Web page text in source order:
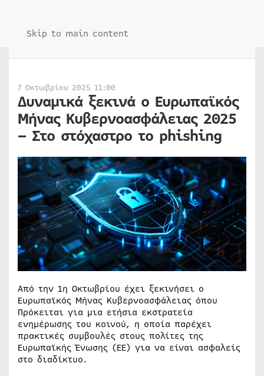
Skip to main content
7 Οκτωβρίου 2025 11:00
Δυναμικά ξεκινά ο Ευρωπαϊκός
Μήνας Κυβερνοασφάλειας 2025
– Στο στόχαστρο το phishing
Από την 1η Οκτωβρίου έχει ξεκινήσει ο
Ευρωπαϊκός Μήνας Κυβερνοασφάλειας όπου
Πρόκειται για μια ετήσια εκστρατεία
ενημέρωσης του κοινού, η οποία παρέχει
πρακτικές συμβουλές στους πολίτες της
Ευρωπαϊκής Ένωσης (ΕΕ) για να είναι ασφαλείς
στο διαδίκτυο.